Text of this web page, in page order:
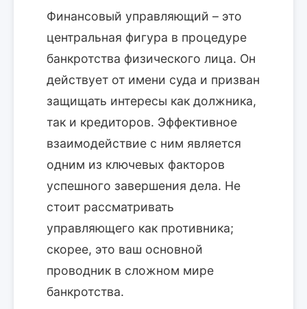
Финансовый управляющий – это
центральная фигура в процедуре
банкротства физического лица. Он
действует от имени суда и призван
защищать интересы как должника,
так и кредиторов. Эффективное
взаимодействие с ним является
одним из ключевых факторов
успешного завершения дела. Не
стоит рассматривать
управляющего как противника;
скорее, это ваш основной
проводник в сложном мире
банкротства.